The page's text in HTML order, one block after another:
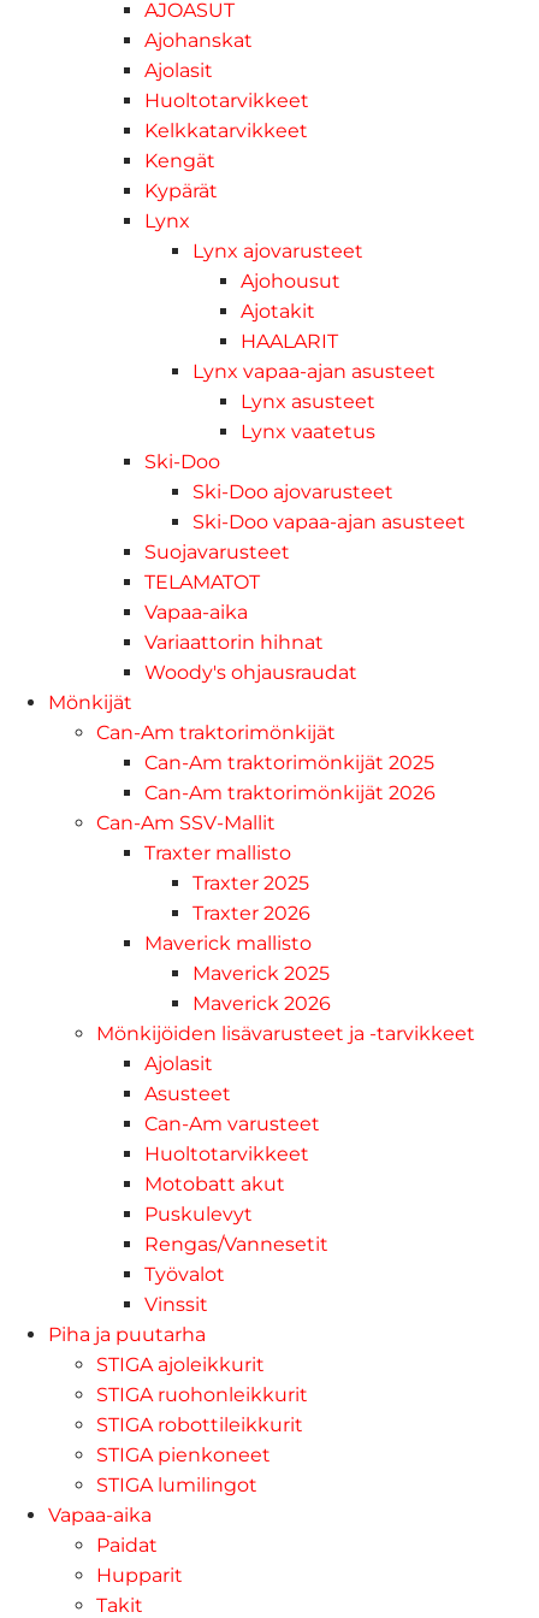
AJOASUT
Ajohanskat
Ajolasit
Huoltotarvikkeet
Kelkkatarvikkeet
Kengät
Kypärät
Lynx
Lynx ajovarusteet
Ajohousut
Ajotakit
HAALARIT
Lynx vapaa-ajan asusteet
Lynx asusteet
Lynx vaatetus
Ski-Doo
Ski-Doo ajovarusteet
Ski-Doo vapaa-ajan asusteet
Suojavarusteet
TELAMATOT
Vapaa-aika
Variaattorin hihnat
Woody's ohjausraudat
Mönkijät
Can-Am traktorimönkijät
Can-Am traktorimönkijät 2025
Can-Am traktorimönkijät 2026
Can-Am SSV-Mallit
Traxter mallisto
Traxter 2025
Traxter 2026
Maverick mallisto
Maverick 2025
Maverick 2026
Mönkijöiden lisävarusteet ja -tarvikkeet
Ajolasit
Asusteet
Can-Am varusteet
Huoltotarvikkeet
Motobatt akut
Puskulevyt
Rengas/Vannesetit
Työvalot
Vinssit
Piha ja puutarha
STIGA ajoleikkurit
STIGA ruohonleikkurit
STIGA robottileikkurit
STIGA pienkoneet
STIGA lumilingot
Vapaa-aika
Paidat
Hupparit
Takit